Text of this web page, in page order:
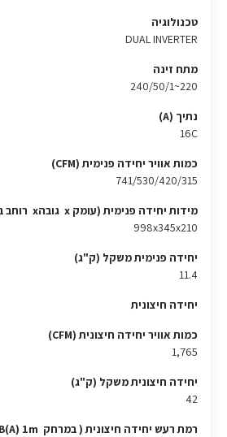
טכנולוגיה
DUAL INVERTER
מתח זינה
220~240/50/1
נתיך (A)
16C
כמות אוויר יחידה פנימית (CFM)
741/530/420/315
מידות יחידה פנימית (עומק x גובהx רוחב במ"מ)
998x345x210
יחידה פנימית משקל (ק"ג)
11.4
יחידה חיצונית
כמות אוויר יחידה חיצונית (CFM)
1,765
יחידה חיצונית משקל (ק"ג)
42
רמת רעש יחידה חיצונית ( במרחק dB(A) 1m)